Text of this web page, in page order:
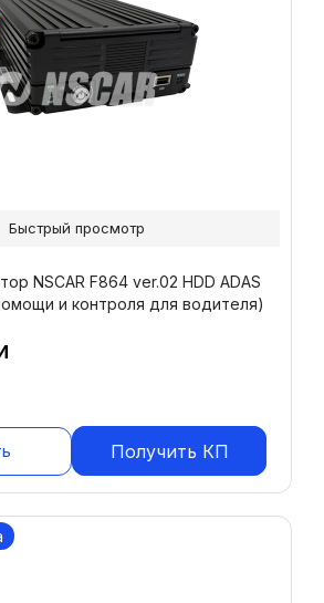
NSCAR F864 ver.02 HDD ADAS
и контроля для водителя)
Получить КП
Быстрый просмотр